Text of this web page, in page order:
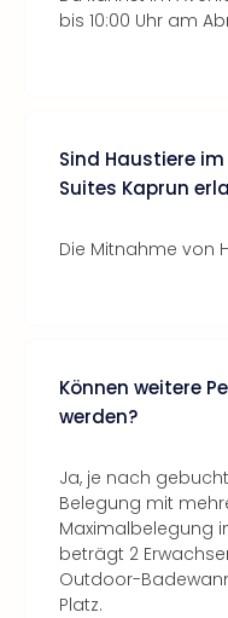
bis 10:00 Uhr am
Sind Haustiere
Suites Kaprun
Die Mitnahme von
Können weitere
werden?
Ja, je nach
Belegung mit
Maximalbelegung
beträgt 2
Outdoor-
Platz.